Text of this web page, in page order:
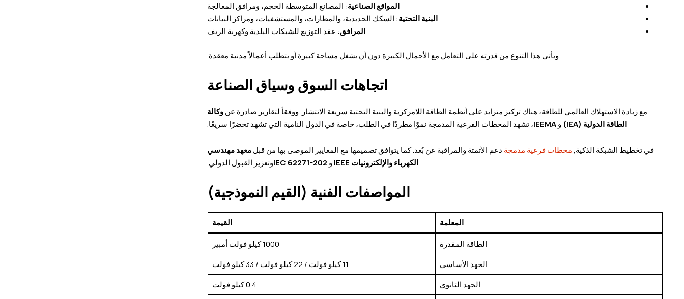
المواقع الصناعية: المصانع المتوسطة الحجم، ومرافق المعالجة
البنية التحتية: السكك الحديدية، والمطارات، والمستشفيات، ومراكز البيانات
المرافق: عقد التوزيع للشبكات البلدية وكهربة الريف
ويأتي هذا التنوع من قدرته على التعامل مع الأحمال الكبيرة دون أن يشغل مساحة كبيرة أو يتطلب أعمالاً مدنية معقدة.
اتجاهات السوق وسياق الصناعة
مع زيادة الاستهلاك العالمي للطاقة، هناك تركيز متزايد على أنظمة الطاقة اللامركزية والبنية التحتية سريعة الانتشار. ووفقاً لتقارير صادرة عنوكالة
الطاقة الدولية (IEA)
وIEEMA، تشهد المحطات الفرعية المدمجة نموًا مطردًا في الطلب، خاصة في الدول النامية التي تشهد تحضرًا سريعًا.
في تخطيط الشبكة الذكية,محطات فرعية مدمجة دعم الأتمتة والمراقبة عن بُعد. كما يتوافق تصميمها مع المعايير الموصى بها من قبلمعهد مهندسي
الكهرباء والإلكترونيات IEEE
و IEC 62271-202وتعزيز القبول الدولي.
المواصفات الفنية (القيم النموذجية)
المعلمة
القيمة
الطاقة المقدرة
1000 كيلو فولت أمبير
الجهد الأساسي
11 كيلو فولت / 22 كيلو فولت / 33 كيلو فولت
الجهد الثانوي
0.4 كيلو فولت